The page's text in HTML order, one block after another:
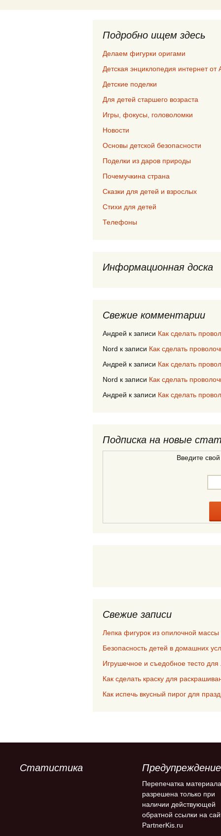
Подробно ищем здесь
Делаем фигурки оригами
Детская энциклопедия интернет от
Детские поделки
Для детей старшего возраста
Игры, фокусы, головоломки
Новости
Основы детской безопасности
Поделки из даров природы
Почемучкина страна
Сказки для детей и взрослых
Стихи для детей
Телефоны
Информационная доска
Свежие комментарии
Андрей к записи Как сделать
Nord к записи Как сделать
Андрей к записи Как сделать
Nord к записи Как сделать
Андрей к записи Как сделать
Подписка на новые
Введите
Свежие записи
Лепка фигурок из опилочной массы
Безопасность детей в домашних
Игрушечное и съедобное тесто для
Как сделать краску для
Как испечь вкусный пирог для
Статистика Предупреждение
Перепечатка материала
разрешена только при
наличии действующей
обратной ссылки на
PartnerKis.ru